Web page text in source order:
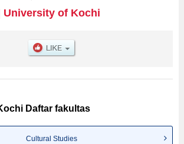
Nutrition, serta berbagai
bagi mahasiswa(i) mancanegara seperti kuota
mengenai ujian masuk, prasarana kampus, akses
memanfaatkannya.
University of Kochi
Daftar fakultas
Cultural Studies